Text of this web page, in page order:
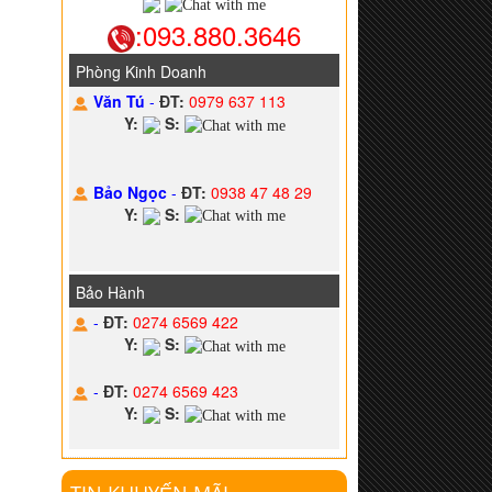
:093.880.3646
Phòng Kinh Doanh
Văn Tú-ĐT: 0979 637 113
Y:
S:
Bảo Ngọc-ĐT: 0938 47 48 29
Y:
S:
Bảo Hành
-ĐT: 0274 6569 422
Y:
S:
-ĐT: 0274 6569 423
Y:
S: